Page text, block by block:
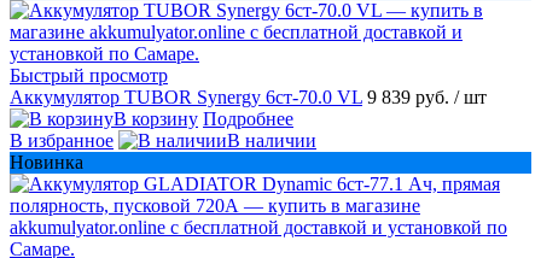
Быстрый просмотр
Аккумулятор TUBOR Synergy 6ст-70.0 VL 9 839 руб. / шт
В корзину Подробнее
В избранное
В наличии
Новинка